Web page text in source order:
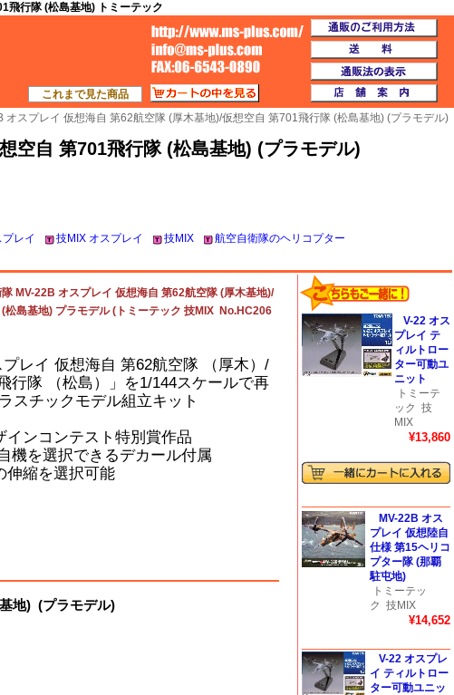
飛行隊 (松島基地) トミーテック
オスプレイ 仮想海自 第62航空隊 (厚木基地)/仮想空自 第701飛行隊 (松島基地) (プラモデル)
空自 第701飛行隊 (松島基地) (プラモデル)
レイ 技MIX オスプレイ 技MIX 航空自衛隊のヘリコプター
隊 MV-22B オスプレイ 仮想海自 第62航空隊 (厚木基地)/
松島基地) プラモデル (トミーテック 技MIX No.HC206
レイ 仮想海自 第62航空隊 （厚木）/
行隊 （松島）」を1/144スケールで再
スチックモデル組立キット
インコンテスト特別賞作品
機を選択できるデカール付属
伸縮を選択可能
地) (プラモデル)
V-22 オス
プレイ テ
ィルトロー
ター可動ユ
ニット
トミーテ
ック 技
MIX
¥13,860
MV-22B オス
プレイ 仮想陸自
仕様 第15ヘリコ
プター隊 (那覇
駐屯地)
トミーテッ
ク 技MIX
¥14,652
V-22 オスプレ
イ ティルトロー
ター可動ユニッ
これまで見た商品
カートの中を見る